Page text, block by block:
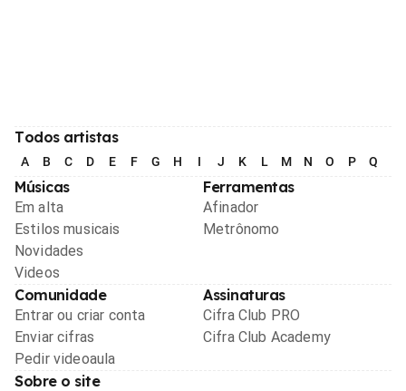
Todos artistas
A B C D E F G H I J K L M N O P Q
Músicas
Em alta
Estilos musicais
Novidades
Videos
Ferramentas
Afinador
Metrônomo
Comunidade
Entrar ou criar conta
Enviar cifras
Pedir videoaula
Assinaturas
Cifra Club PRO
Cifra Club Academy
Sobre o site